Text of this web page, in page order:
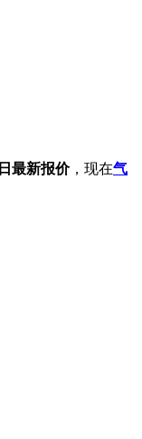
最新报价，现在气